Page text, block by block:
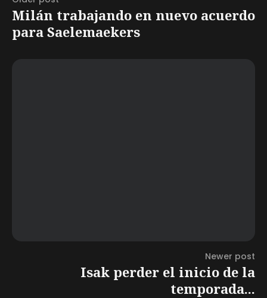
Milán trabajando en nuevo acuerdo
para Saelemaekers
Newer post
Isak perder el inicio de la
temporada...